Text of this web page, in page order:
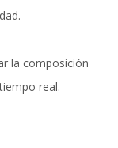
la composición
real.